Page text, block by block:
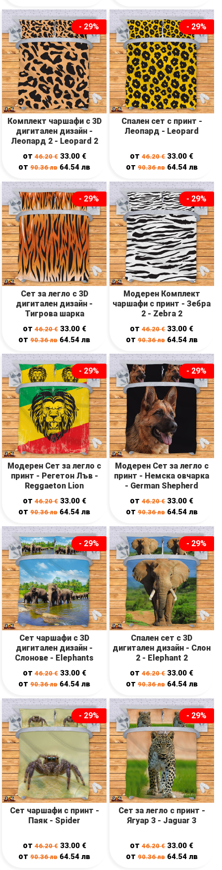
- 29%
Комплект чаршафи с 3D
дигитален дизайн -
Леопард 2 - Leopard 2
от46.20€ 33.00 €
от90.36лв 64.54лв
- 29%
Спален сет с принт -
Леопард - Leopard
от46.20€ 33.00 €
от 90.36лв 64.54 лв
- 29%
Сет за легло с 3D
дигитален дизайн -
Тигрова шарка
от46.20€ 33.00 €
от90.36лв 64.54лв
- 29%
Модерен Комплект
чаршафи с принт - Зебра
2 - Zebra 2
от46.20€ 33.00 €
от 90.36лв 64.54 лв
- 29%
Модерен Сет за легло с
принт - Регетон Лъв -
Reggaeton Lion
от46.20€ 33.00 €
от90.36лв 64.54лв
- 29%
Модерен Сет за легло с
принт - Немска овчарка
- German Shepherd
от46.20€ 33.00 €
от 90.36лв 64.54 лв
- 29%
Сет чаршафи с 3D
дигитален дизайн -
Слонове - Elephants
от46.20€ 33.00 €
от90.36лв 64.54лв
- 29%
Спален сет с 3D
дигитален дизайн - Слон
2 - Elephant 2
от46.20€ 33.00 €
от 90.36лв 64.54 лв
- 29%
Сет чаршафи с принт -
Паяк - Spider
от46.20€ 33.00 €
от90.36лв 64.54лв
- 29%
Сет за легло с принт -
Ягуар 3 - Jaguar 3
от46.20€ 33.00 €
от 90.36лв 64.54 лв